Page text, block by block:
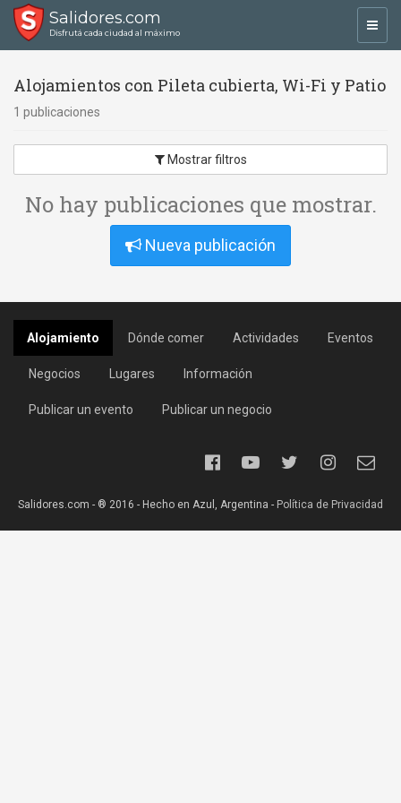
Salidores.com
Disfrutá cada ciudad al máximo
Alojamientos con Pileta cubierta, Wi-Fi y Patio
1 publicaciones
Mostrar filtros
No hay publicaciones que mostrar.
Nueva publicación
Alojamiento Dónde comer Actividades Eventos
Negocios Lugares Información
Publicar un evento Publicar un negocio
Salidores.com - ® 2016 - Hecho en Azul, Argentina - Política de Privacidad